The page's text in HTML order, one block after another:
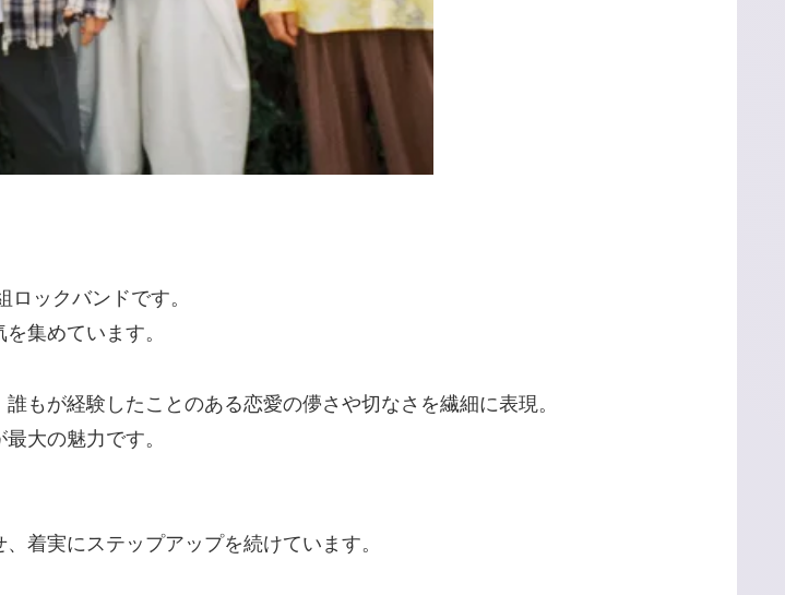
ロックバンドです。
集めています。
もが経験したことのある恋愛の儚さや切なさを繊細に表現。
大の魅力です。
着実にステップアップを続けています。